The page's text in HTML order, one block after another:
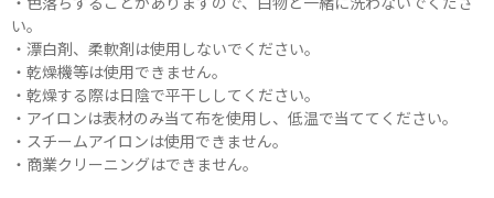
い。
・漂白剤、柔軟剤は使用しないでください。
・乾燥機等は使用できません。
・乾燥する際は日陰で平干ししてください。
・アイロンは表材のみ当て布を使用し、低温で当ててください。
・スチームアイロンは使用できません。
・商業クリーニングはできません。